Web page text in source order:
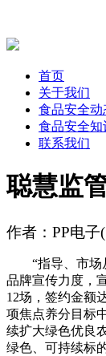
首页
关于我们
食品安全动
食品安全知
联系我们
聪慧监
作者：PP电
“指导、市场从
品牌宣传力度，
12场，签约金额
项焦点养分目标
续扩大绿色优良
绿色、可持续标